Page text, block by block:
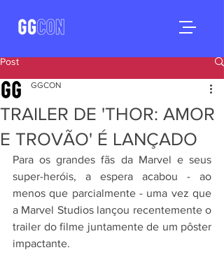
Post
TRAILER DE 'THOR: AMOR
E TROVÃO' É LANÇADO
GGCON
Para os grandes fãs da Marvel e seus
super-heróis, a espera acabou - ao
menos que parcialmente - uma vez que
a Marvel Studios lançou recentemente o
trailer do filme juntamente de um pôster
impactante.